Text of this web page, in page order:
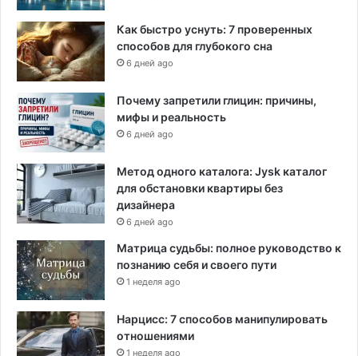
Как быстро уснуть: 7 проверенных
способов для глубокого сна
6 дней ago
Почему запретили глицин: причины,
мифы и реальность
6 дней ago
Метод одного каталога: Jysk каталог
для обстановки квартиры без
дизайнера
6 дней ago
Матрица судьбы: полное руководство к
познанию себя и своего пути
1 неделя ago
Нарцисс: 7 способов манипулировать
отношениями
1 неделя ago